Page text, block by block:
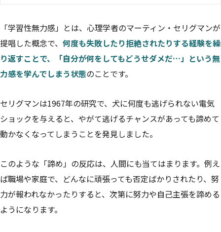
「学習性無力感」とは、心理学者のマーティン・セリグマンが
提唱した概念で、 何度も失敗したり拒絶されたりする経験を繰
り返すことで、「自分が何をしてもどうせダメだ…」という無
力感を学んでしまう状態のことです。
セリグマンは1967年の研究で、犬に何度も逃げられない電気
ショックを与えると、やがて逃げるチャンスがあっても諦めて
動かなくなってしまうことを発見しました。
このような「諦め」の反応は、人間にも当てはまります。例え
ば職場や家庭で、どんなに頑張っても否定ばかりされたり、努
力が報われなかったりすると、次第に努力や自己主張を諦める
ようになります。